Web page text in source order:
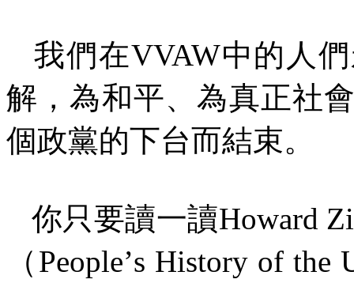
我們在VVAW中的人
解，為和平、為真正社
個政黨的下台而結束。
你只要讀一讀Howard
（ People’s History of the